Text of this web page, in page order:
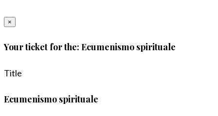
×
Your ticket for the: Ecumenismo spirituale
Title
Ecumenismo spirituale